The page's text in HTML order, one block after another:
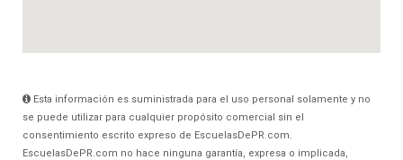
Esta información es suministrada para el uso personal solamente y no
se puede utilizar para cualquier propósito comercial sin el
consentimiento escrito expreso de EscuelasDePR.com.
EscuelasDePR.com no hace ninguna garantía, expresa o implicada,